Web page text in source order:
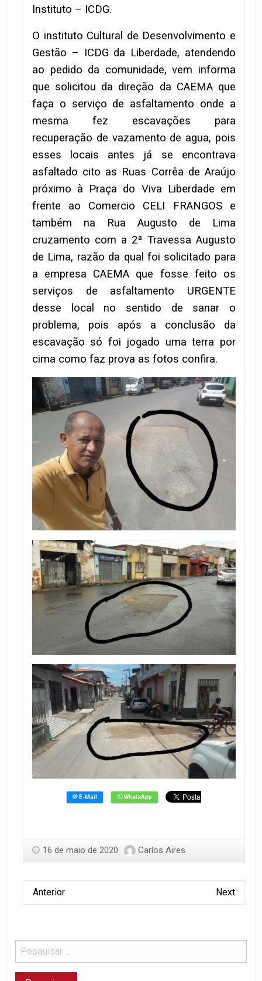
Instituto – ICDG.
O instituto Cultural de Desenvolvimento e
Gestão – ICDG da Liberdade, atendendo
ao pedido da comunidade, vem informa
que solicitou da direção da CAEMA que
faça o serviço de asfaltamento onde a
mesma fez escavações para
recuperação de vazamento de agua, pois
esses locais antes já se encontrava
asfaltado cito as Ruas Corrêa de Araújo
próximo à Praça do Viva Liberdade em
frente ao Comercio CELI FRANGOS e
também na Rua Augusto de Lima
cruzamento com a 2ª Travessa Augusto
de Lima, razão da qual foi solicitado para
a empresa CAEMA que fosse feito os
serviços de asfaltamento URGENTE
desse local no sentido de sanar o
problema, pois após a conclusão da
escavação só foi jogado uma terra por
cima como faz prova as fotos confira.
16 de maio de 2020 Carlos Aires
Anterior Next